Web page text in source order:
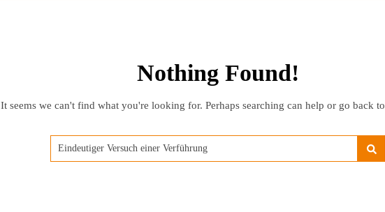
Nothing Found!
It seems we can't find what you're looking for. Perhaps searching can help or go back to